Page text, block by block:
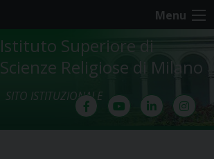
Menu
Istituto Superiore di
Scienze Religiose di Milano
SITO ISTITUZIONALE